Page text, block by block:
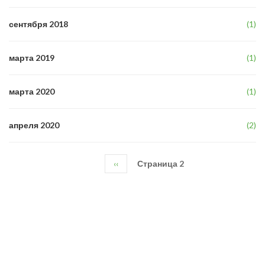
сентября 2018 (1)
марта 2019 (1)
марта 2020 (1)
апреля 2020 (2)
Предыдущая
страница
‹‹ Страница 2